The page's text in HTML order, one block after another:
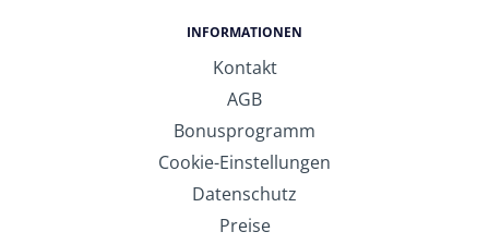
INFORMATIONEN
Kontakt
AGB
Bonusprogramm
Cookie-Einstellungen
Datenschutz
Preise